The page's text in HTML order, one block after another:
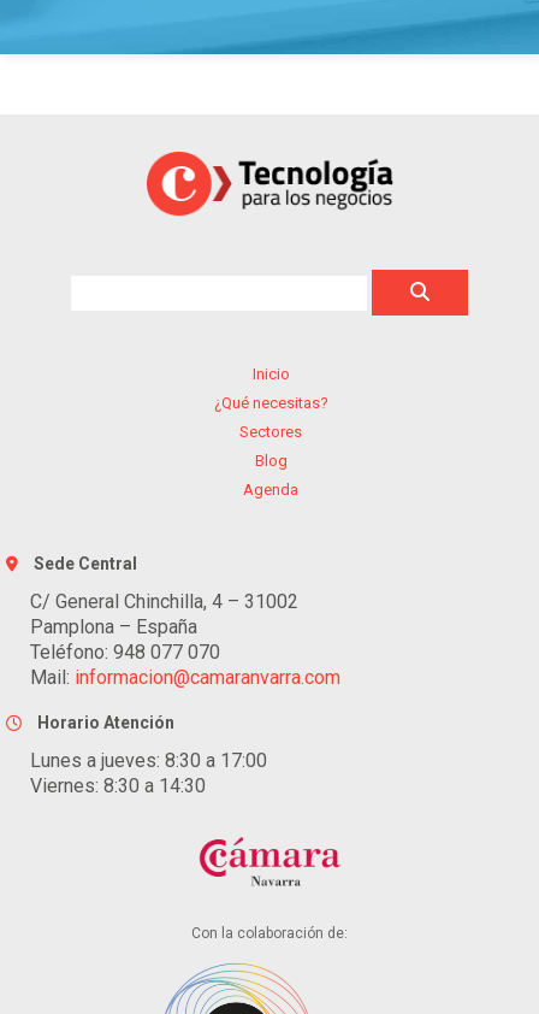
Inicio
¿Qué necesitas?
Sectores
Blog
Agenda
Sede Central
C/ General Chinchilla, 4 – 31002
Pamplona – España
Teléfono: 948 077 070
Mail: informacion@camaranvarra.com
Horario Atención
Lunes a jueves: 8:30 a 17:00
Viernes: 8:30 a 14:30
Con la colaboración de: